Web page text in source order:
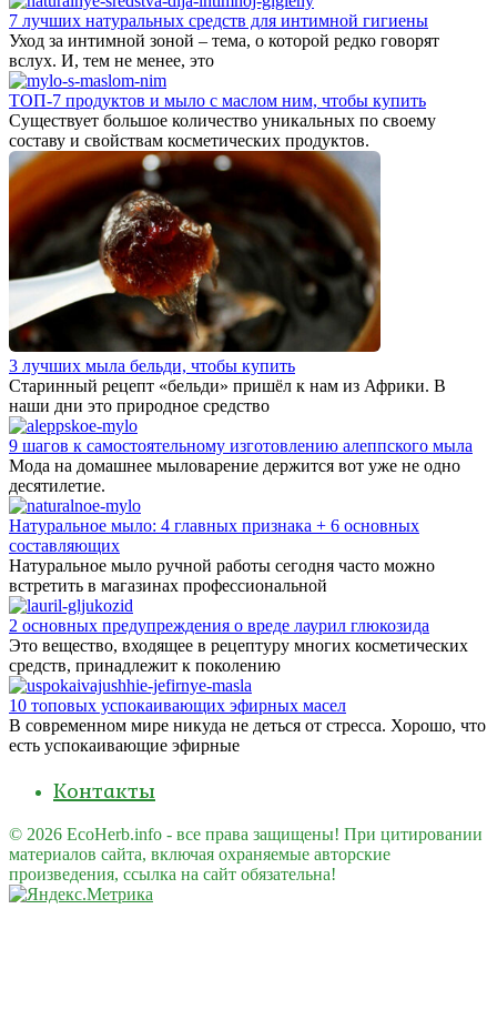
7 лучших натуральных средств для интимной гигиены
Уход за интимной зоной – тема, о которой редко говорят
вслух. И, тем не менее, это
ТОП-7 продуктов и мыло с маслом ним, чтобы купить
Существует большое количество уникальных по своему
составу и свойствам косметических продуктов.
3 лучших мыла бельди, чтобы купить
Старинный рецепт «бельди» пришёл к нам из Африки. В
наши дни это природное средство
9 шагов к самостоятельному изготовлению алеппского мыла
Мода на домашнее мыловарение держится вот уже не одно
десятилетие.
Натуральное мыло: 4 главных признака + 6 основных
составляющих
Натуральное мыло ручной работы сегодня часто можно
встретить в магазинах профессиональной
2 основных предупреждения о вреде лаурил глюкозида
Это вещество, входящее в рецептуру многих косметических
средств, принадлежит к поколению
10 топовых успокаивающих эфирных масел
В современном мире никуда не деться от стресса. Хорошо, что
есть успокаивающие эфирные
Контакты
© 2026 EcoHerb.info - все права защищены! При цитировании
материалов сайта, включая охраняемые авторские
произведения, ссылка на сайт обязательна!